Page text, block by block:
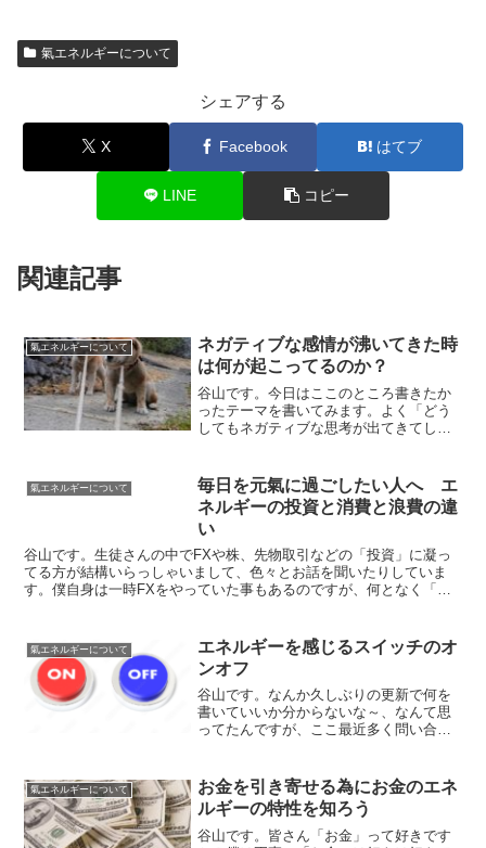
氣エネルギーについて
シェアする
X Facebook はてブ
LINE コピー
関連記事
氣エネルギーについて
ネガティブな感情が沸いてきた時
は何が起こってるのか？
谷山です。今日はここのところ書きたか
ったテーマを書いてみます。よく「どう
してもネガティブな思考が出てきてしま
でも「ネガティブな思考」や「ネガティ
ブな感情」なんて抱きたくあり...
氣エネルギーについて
毎日を元氣に過ごしたい人へ エ
ネルギーの投資と消費と浪費の違
い
谷山です。生徒さんの中でFXや株、先物取引などの「投資」に凝っ
てる方が結構いらっしゃいまして、色々とお話を聞いたりしていま
す。僕自身は一時FXをやっていた事もあるのですが、何となく「自
氣エネルギーについて
エネルギーを感じるスイッチのオ
ンオフ
谷山です。なんか久しぶりの更新で何を
書いていいか分からないな～、なんて思
ってたんですが、ここ最近多く問い合わ
容が多いです。要は人混みなんかに行く
と大勢の影響を受けてしま...
氣エネルギーについて
お金を引き寄せる為にお金のエネ
ルギーの特性を知ろう
谷山です。皆さん「お金」って好きです